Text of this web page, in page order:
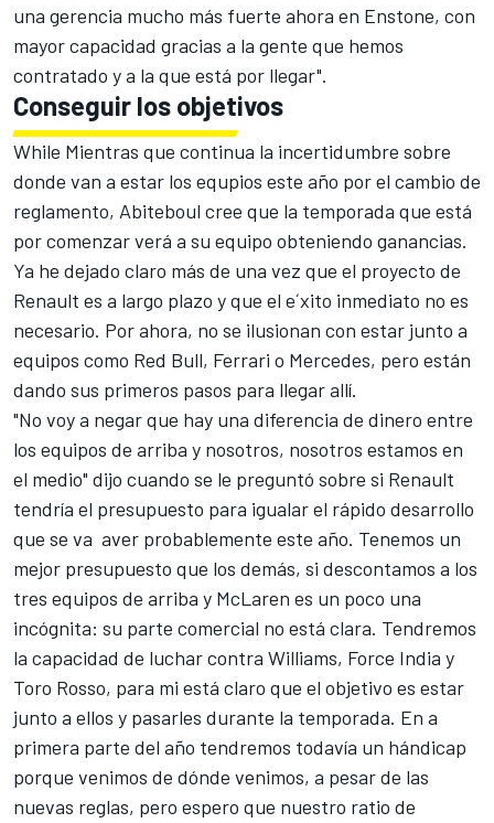
una gerencia mucho más fuerte ahora en Enstone, con
mayor capacidad gracias a la gente que hemos
contratado y a la que está por llegar".
Conseguir los objetivos
While Mientras que continua la incertidumbre sobre
donde van a estar los equpios este año por el cambio de
reglamento, Abiteboul cree que la temporada que está
por comenzar verá a su equipo obteniendo ganancias.
Ya he dejado claro más de una vez que el proyecto de
Renault es a largo plazo y que el e´xito inmediato no es
necesario. Por ahora, no se ilusionan con estar junto a
equipos como Red Bull, Ferrari o Mercedes, pero están
dando sus primeros pasos para llegar allí.
"No voy a negar que hay una diferencia de dinero entre
los equipos de arriba y nosotros, nosotros estamos en
el medio" dijo cuando se le preguntó sobre si Renault
tendría el presupuesto para igualar el rápido desarrollo
que se va aver probablemente este año. Tenemos un
mejor presupuesto que los demás, si descontamos a los
tres equipos de arriba y McLaren es un poco una
incógnita: su parte comercial no está clara. Tendremos
la capacidad de luchar contra Williams, Force India y
Toro Rosso, para mi está claro que el objetivo es estar
junto a ellos y pasarles durante la temporada. En a
primera parte del año tendremos todavía un hándicap
porque venimos de dónde venimos, a pesar de las
nuevas reglas, pero espero que nuestro ratio de